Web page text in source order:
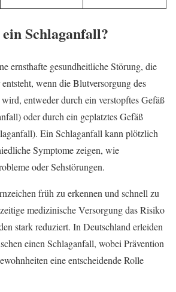
Schlaganfall?
ernsthafte gesundheitliche Störung, die
wenn die Blutversorgung des
entweder durch ein verstopftes Gefäß
oder durch ein geplatztes Gefäß
Ein Schlaganfall kann plötzlich
Symptome zeigen, wie
oder Sehstörungen.
früh zu erkennen und schnell zu
medizinische Versorgung das Risiko
stark reduziert. In Deutschland erleiden
einen Schlaganfall, wobei Prävention
eine entscheidende Rolle